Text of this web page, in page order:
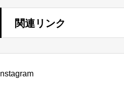
関連リンク
Instagram